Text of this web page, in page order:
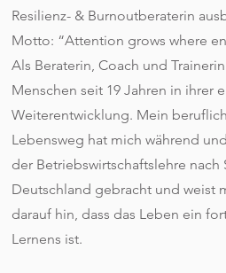
Resilienz- & Burnoutberaterin
Motto: “Attention grows where
Als Beraterin, Coach und
Menschen seit 19 Jahren in ihrer
Weiterentwicklung. Mein
Lebensweg hat mich während
der Betriebswirtschaftslehre nach
Deutschland gebracht und weist
darauf hin, dass das Leben ein
Lernens ist.